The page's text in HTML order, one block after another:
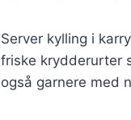
Server kylling i
friske krydderurter
også garnere med